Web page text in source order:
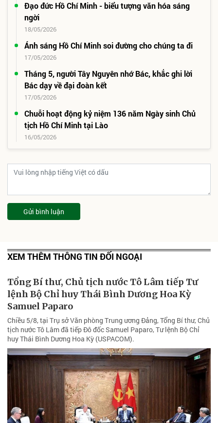
Đạo đức Hồ Chí Minh - biểu tượng văn hóa sáng
ngời
18/05/2026
Ánh sáng Hồ Chí Minh soi đường cho chúng ta đi
17/05/2026
Tháng 5, người Tây Nguyên nhớ Bác, khắc ghi lời
Bác dạy về đại đoàn kết
17/05/2026
Chuỗi hoạt động kỷ niệm 136 năm Ngày sinh Chủ
tịch Hồ Chí Minh tại Lào
16/05/2026
Gửi bình luận
XEM THÊM THÔNG TIN ĐỐI NGOẠI
Tổng Bí thư, Chủ tịch nước Tô Lâm tiếp Tư
lệnh Bộ Chỉ huy Thái Bình Dương Hoa Kỳ
Samuel Paparo
Chiều 5/8, tại Trụ sở Văn phòng Trung ương Đảng, Tổng Bí thư, Chủ
tịch nước Tô Lâm đã tiếp Đô đốc Samuel Paparo, Tư lệnh Bộ Chỉ
huy Thái Bình Dương Hoa Kỳ (USPACOM).